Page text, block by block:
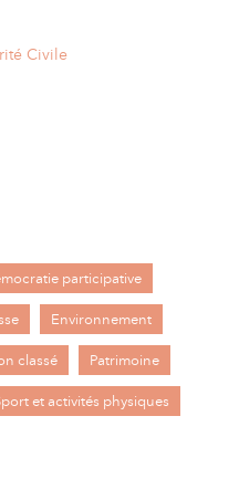
Civile
participative
Environnement
classé Patrimoine
et activités physiques